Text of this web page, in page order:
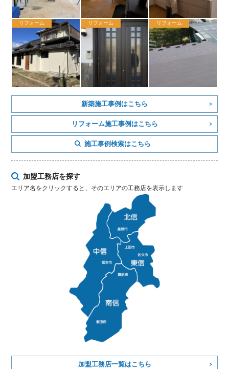
リフォーム リフォーム リフォーム
新築施工事例はこちら
リフォーム施工事例はこちら
施工事例検索はこちら
加盟工務店を探す
エリア名をクリックすると、そのエリアの工務店を表示します
加盟工務店一覧はこちら